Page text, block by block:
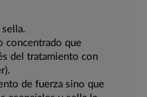
sella.
concentrado que
del tratamiento con
de fuerza sino que